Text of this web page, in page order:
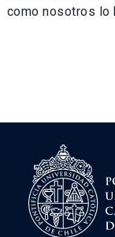
como nosotros lo